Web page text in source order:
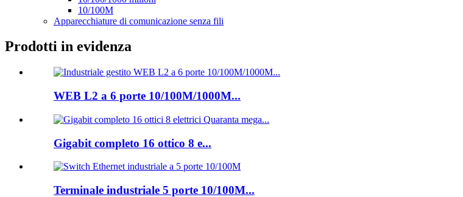
10/100M
Apparecchiature di comunicazione senza fili
Prodotti in evidenza
WEB L2 a 6 porte 10/100M/1000M...
Gigabit completo 16 ottico 8 e...
Terminale industriale 5 porte 10/100M...